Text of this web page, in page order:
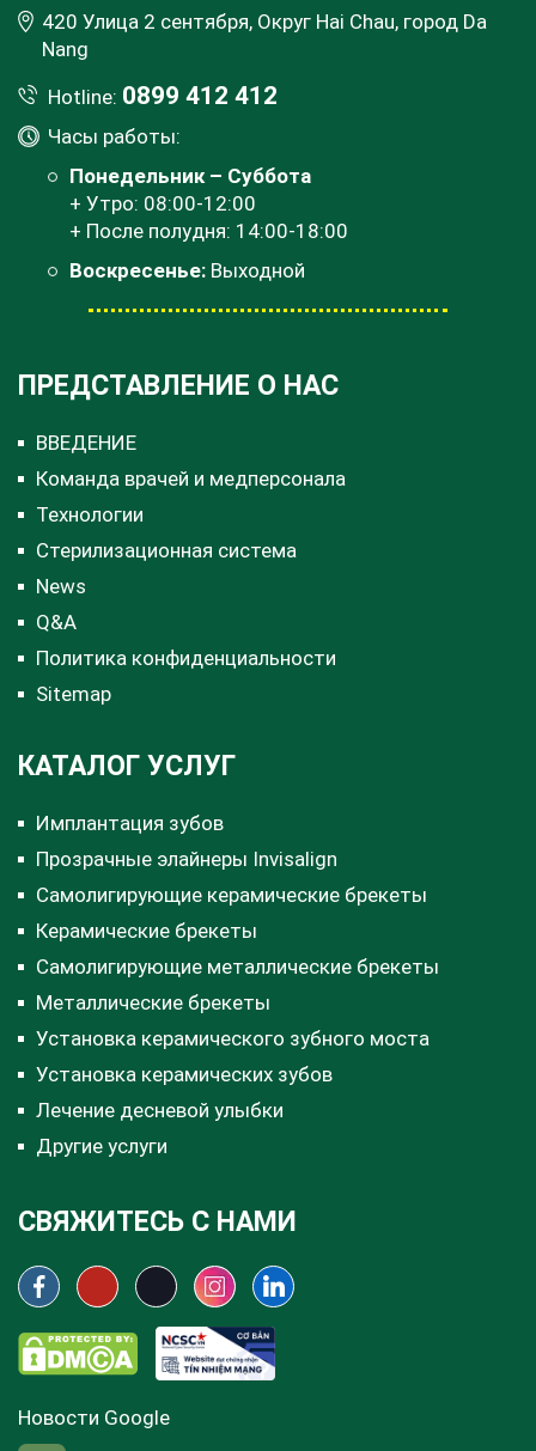
420 Улица 2 сентября, Округ Hai Chau, город Da
Nang
Hotline: 0899 412 412
Часы работы:
Понедельник – Суббота
+ Утро: 08:00-12:00
+ После полудня: 14:00-18:00
Воскресенье: Выходной
ПРЕДСТАВЛЕНИЕ О НАС
ВВЕДЕНИЕ
Команда врачей и медперсонала
Технологии
Стерилизационная система
News
Q&A
Политика конфиденциальности
Sitemap
КАТАЛОГ УСЛУГ
Имплантация зубов
Прозрачные элайнеры Invisalign
Самолигирующие керамические брекеты
Керамические брекеты
Самолигирующие металлические брекеты
Металлические брекеты
Установка керамического зубного моста
Установка керамических зубов
Лечение десневой улыбки
Другие услуги
СВЯЖИТЕСЬ С НАМИ
Новости Google